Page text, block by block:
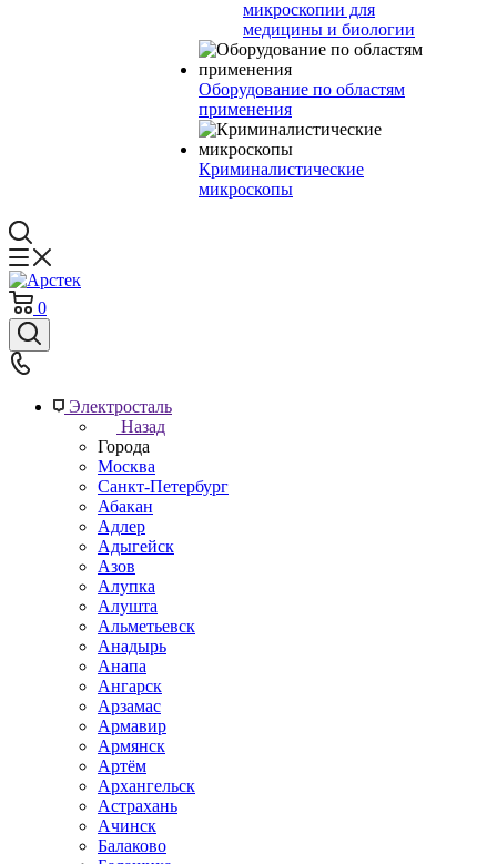
микроскопии для
медицины и биологии
Оборудование по областям
применения
Криминалистические
микроскопы
0
Электросталь
Назад
Города
Москва
Санкт-Петербург
Абакан
Адлер
Адыгейск
Азов
Алупка
Алушта
Альметьевск
Анадырь
Анапа
Ангарск
Арзамас
Армавир
Армянск
Артём
Архангельск
Астрахань
Ачинск
Балаково